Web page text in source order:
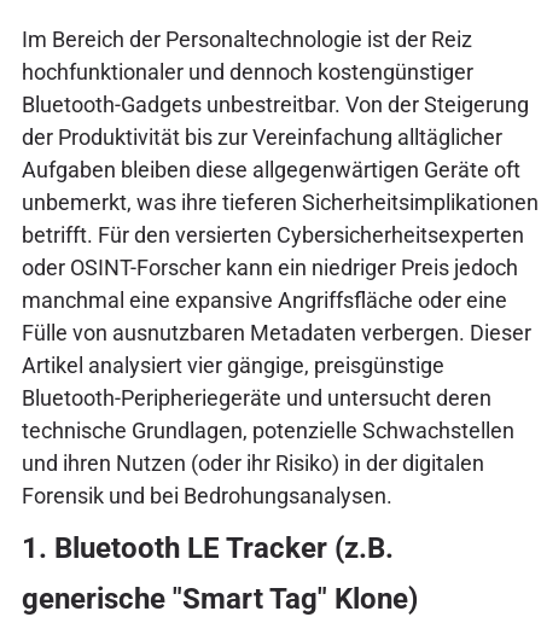
Im Bereich der Personaltechnologie ist der Reiz
hochfunktionaler und dennoch kostengünstiger
Bluetooth-Gadgets unbestreitbar. Von der Steigerung
der Produktivität bis zur Vereinfachung alltäglicher
Aufgaben bleiben diese allgegenwärtigen Geräte oft
unbemerkt, was ihre tieferen Sicherheitsimplikationen
betrifft. Für den versierten Cybersicherheitsexperten
oder OSINT-Forscher kann ein niedriger Preis jedoch
manchmal eine expansive Angriffsfläche oder eine
Fülle von ausnutzbaren Metadaten verbergen. Dieser
Artikel analysiert vier gängige, preisgünstige
Bluetooth-Peripheriegeräte und untersucht deren
technische Grundlagen, potenzielle Schwachstellen
und ihren Nutzen (oder ihr Risiko) in der digitalen
Forensik und bei Bedrohungsanalysen.
1. Bluetooth LE Tracker (z.B.
generische "Smart Tag" Klone)